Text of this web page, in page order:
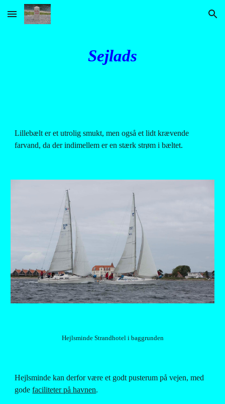
Skip to main content Skip to navigation
Sejlads
Lillebælt er et utrolig smukt, men også et lidt krævende
farvand, da der indimellem er en stærk strøm i bæltet.
Hejlsminde Strandhotel i baggrunden
Hejlsminde kan derfor være et godt pusterum på vejen, med
gode faciliteter på havnen.